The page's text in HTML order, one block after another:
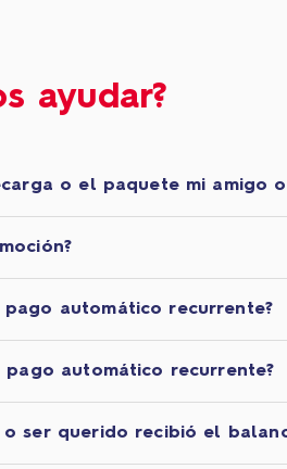
ayudar?
o el paquete mi amigo
automático recurrente?
pago automático recurrente?
o ser querido recibió el